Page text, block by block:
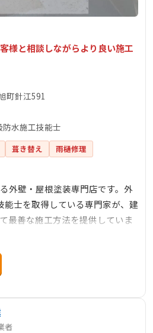
様と相談しながらより良い施工
町針江591
水施工技能士
葺き替え
雨樋修理
外壁・屋根塗装専門店です。外
能士を取得している専門家が、建
最善な施工方法を提供していま
で、材料選定・下地処理・塗料
を持って施工品質を追求。塗装
繕工事など幅広く対応し、お客
す。
者